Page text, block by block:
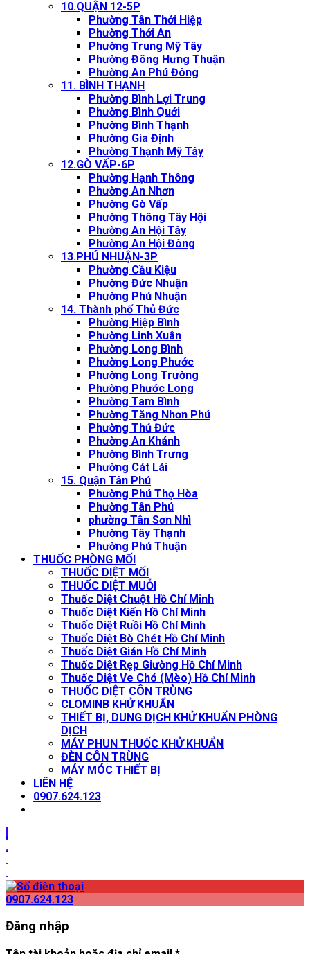
10.QUẬN 12-5P
Phường Tân Thới Hiệp
Phường Thới An
Phường Trung Mỹ Tây
Phường Đông Hưng Thuận
Phường An Phú Đông
11. BÌNH THẠNH
Phường Bình Lợi Trung
Phường Bình Quới
Phường Bình Thạnh
Phường Gia Định
Phường Thạnh Mỹ Tây
12.GÒ VẤP-6P
Phường Hạnh Thông
Phường An Nhơn
Phường Gò Vấp
Phường Thông Tây Hội
Phường An Hội Tây
Phường An Hội Đông
13.PHÚ NHUẬN-3P
Phường Cầu Kiệu
Phường Đức Nhuận
Phường Phú Nhuận
14. Thành phố Thủ Đức
Phường Hiệp Bình
Phường Linh Xuân
Phường Long Bình
Phường Long Phước
Phường Long Trường
Phường Phước Long
Phường Tam Bình
Phường Tăng Nhơn Phú
Phường Thủ Đức
Phường An Khánh
Phường Bình Trưng
Phường Cát Lái
15. Quận Tân Phú
Phường Phú Thọ Hòa
Phường Tân Phú
phường Tân Sơn Nhì
Phường Tây Thạnh
Phường Phú Thuận
THUỐC PHÒNG MỐI
THUỐC DIỆT MỐI
THUỐC DIỆT MUỖI
Thuốc Diệt Chuột Hồ Chí Minh
Thuốc Diệt Kiến Hồ Chí Minh
Thuốc Diệt Ruồi Hồ Chí Minh
Thuốc Diệt Bò Chét Hồ Chí Minh
Thuốc Diệt Gián Hồ Chí Minh
Thuốc Diệt Rẹp Giường Hồ Chí Minh
Thuốc Diệt Ve Chó (Mèo) Hồ Chí Minh
THUỐC DIỆT CÔN TRÙNG
CLOMINB KHỬ KHUẨN
THIẾT BỊ, DUNG DỊCH KHỬ KHUẨN PHÒNG
DỊCH
MÁY PHUN THUỐC KHỬ KHUẨN
ĐÈN CÔN TRÙNG
MÁY MÓC THIẾT BỊ
LIÊN HỆ
0907.624.123
.
.
.
.
0907.624.123
Đăng nhập